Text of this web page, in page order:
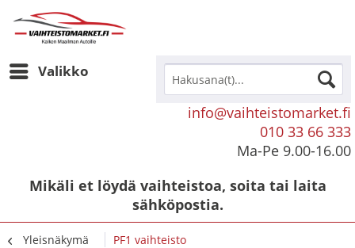
Valikko
info@vaihteistomarket.fi
010 33 66 333
Ma-Pe 9.00-16.00
Mikäli et löydä vaihteistoa, soita tai laita
sähköpostia.
Yleisnäkymä PF1 vaihteisto